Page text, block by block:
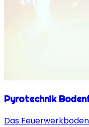
Pyrotechnik
Das